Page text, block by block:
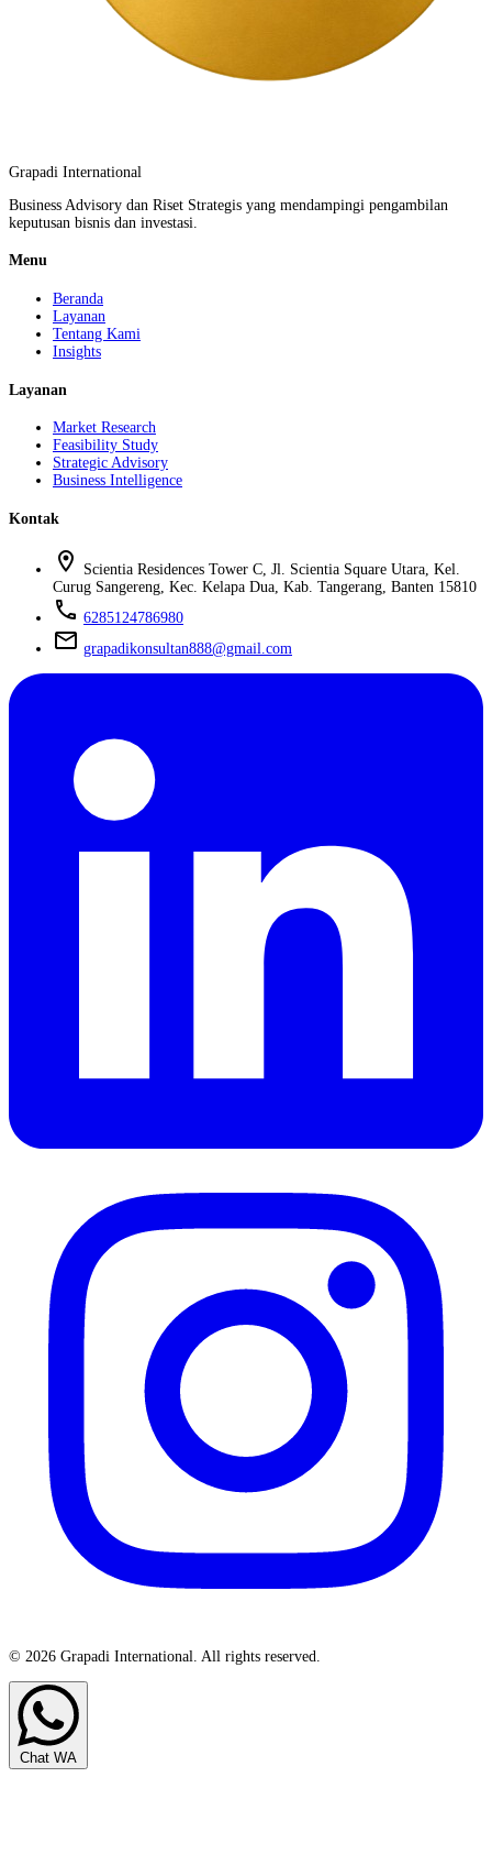
Grapadi International
Business Advisory dan Riset Strategis yang mendampingi pengambilan
keputusan bisnis dan investasi.
Menu
Beranda
Layanan
Tentang Kami
Insights
Layanan
Market Research
Feasibility Study
Strategic Advisory
Business Intelligence
Kontak
location_on
Scientia Residences Tower C, Jl. Scientia Square Utara, Kel.
Curug Sangereng, Kec. Kelapa Dua, Kab. Tangerang, Banten 15810
phone 6285124786980
mail grapadikonsultan888@gmail.com
© 2026 Grapadi International. All rights reserved.
Chat WA